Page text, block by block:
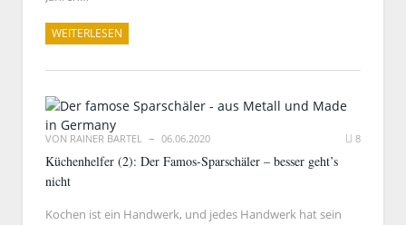
WEITERLESEN
VON RAINER BARTEL 06.06.2020 8
Küchenhelfer (2): Der Famos-Sparschäler – besser geht’s
nicht
Kochen ist ein Handwerk, und jedes Handwerk hat sein